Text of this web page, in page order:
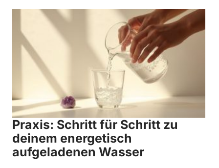
Praxis: Schritt für Schritt zu
deinem energetisch
aufgeladenen Wasser